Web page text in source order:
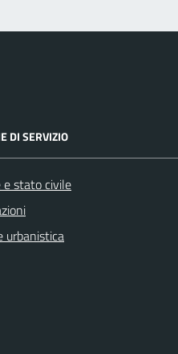
DI SERVIZIO
e stato civile
urbanistica